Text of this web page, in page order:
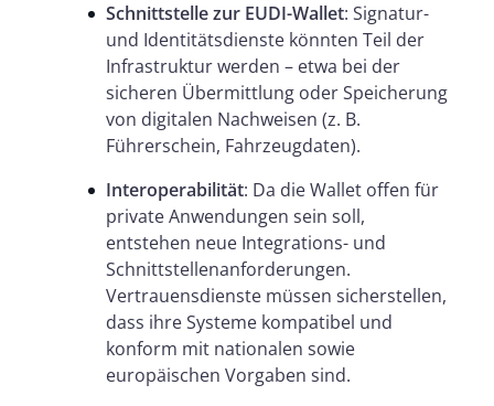
Schnittstelle zur EUDI-Wallet: Signatur-
und Identitätsdienste könnten Teil der
Infrastruktur werden – etwa bei der
sicheren Übermittlung oder Speicherung
von digitalen Nachweisen (z. B.
Führerschein, Fahrzeugdaten).
Interoperabilität: Da die Wallet offen für
private Anwendungen sein soll,
entstehen neue Integrations- und
Schnittstellenanforderungen.
Vertrauensdienste müssen sicherstellen,
dass ihre Systeme kompatibel und
konform mit nationalen sowie
europäischen Vorgaben sind.